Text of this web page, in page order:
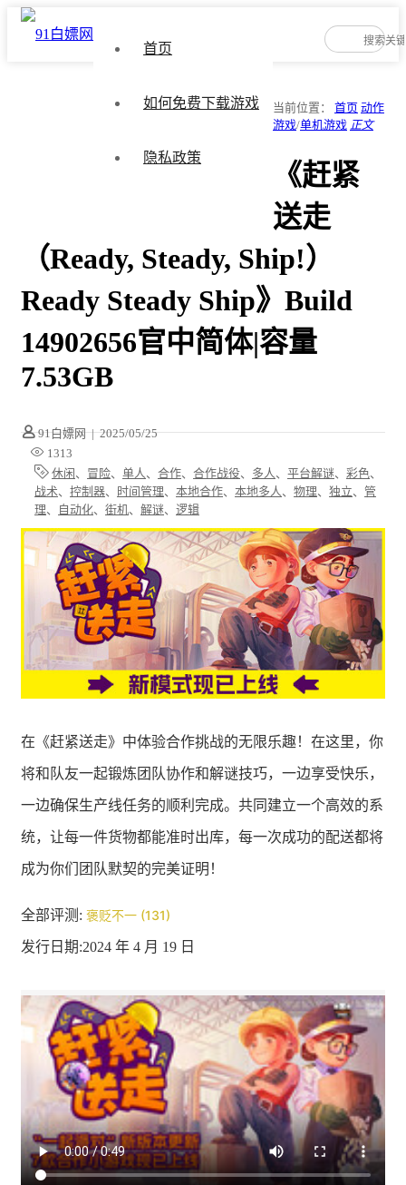
首页
如何免费下载游戏
隐私政策
当前位置： 首页 动作
游戏/单机游戏 正文
《赶紧
送走
（Ready, Steady, Ship!）
Ready Steady Ship》Build
14902656官中简体|容量
7.53GB
91白嫖网 | 2025/05/25
1313
休闲 、 冒险、 单人 、 合作、 合作战役、 多人 、 平台解谜、 彩色、
战术、 控制器、 时间管理、 本地合作、 本地多人 、 物理、 独立、 管
理、 自动化、 街机、 解谜、 逻辑
在《赶紧送走》中体验合作挑战的无限乐趣！在这里，你
将和队友一起锻炼团队协作和解谜技巧，一边享受快乐，
一边确保生产线任务的顺利完成。共同建立一个高效的系
统，让每一件货物都能准时出库，每一次成功的配送都将
成为你们团队默契的完美证明！
全部评测: 褒贬不一 (131)
发行日期:2024 年 4 月 19 日